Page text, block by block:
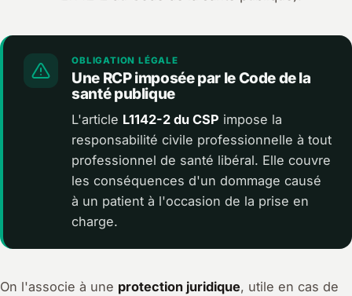
OBLIGATION LÉGALE
Une RCP imposée par le Code de la
santé publique
L'article L1142-2 du CSP impose la
responsabilité civile professionnelle à tout
professionnel de santé libéral. Elle couvre
les conséquences d'un dommage causé
à un patient à l'occasion de la prise en
charge.
On l'associe à une protection juridique, utile en cas de